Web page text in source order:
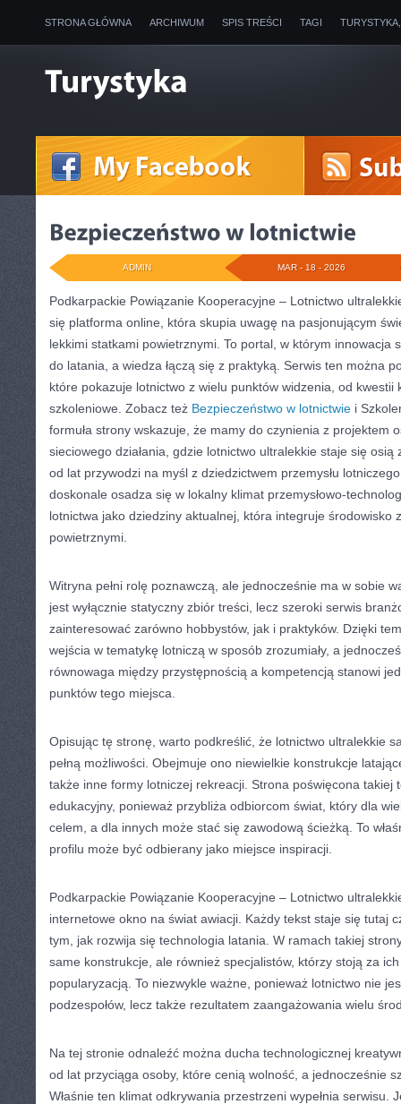
STRONA GŁÓWNA ARCHIWUM SPIS TREŚCI TAGI
MAR - 18 - 2026
ADMIN
Podkarpackie Powiązanie Kooperacyjne – Lotnictwo
się platforma online, która skupia uwagę na pasjonującym
lekkimi statkami powietrznymi. To portal, w którym innowacja
do latania, a wiedza łączą się z praktyką. Serwis ten można
które pokazuje lotnictwo z wielu punktów widzenia, od kwestii
szkoleniowe. Zobacz też Bezpieczeństwo w lotnictwie i
formuła strony wskazuje, że mamy do czynienia z projektem
sieciowego działania, gdzie lotnictwo ultralekkie staje się
od lat przywodzi na myśl z dziedzictwem przemysłu
doskonale osadza się w lokalny klimat przemysłowo-
lotnictwa jako dziedziny aktualnej, która integruje środowisko
powietrznymi.
Witryna pełni rolę poznawczą, ale jednocześnie ma w sobie
jest wyłącznie statyczny zbiór treści, lecz szeroki serwis
zainteresować zarówno hobbystów, jak i praktyków. Dzięki
wejścia w tematykę lotniczą w sposób zrozumiały, a
równowaga między przystępnością a kompetencją stanowi
punktów tego miejsca.
Opisując tę stronę, warto podkreślić, że lotnictwo ultralekkie
pełną możliwości. Obejmuje ono niewielkie konstrukcje
także inne formy lotniczej rekreacji. Strona poświęcona takiej
edukacyjny, ponieważ przybliża odbiorcom świat, który dla
celem, a dla innych może stać się zawodową ścieżką. To
profilu może być odbierany jako miejsce inspiracji.
Podkarpackie Powiązanie Kooperacyjne – Lotnictwo
internetowe okno na świat awiacji. Każdy tekst staje się tutaj
tym, jak rozwija się technologia latania. W ramach takiej
same konstrukcje, ale również specjalistów, którzy stoją za
popularyzacją. To niezwykle ważne, ponieważ lotnictwo nie
podzespołów, lecz także rezultatem zaangażowania wielu
Na tej stronie odnaleźć można ducha technologicznej
od lat przyciąga osoby, które cenią wolność, a jednocześnie
Właśnie ten klimat odkrywania przestrzeni wypełnia serwisu.